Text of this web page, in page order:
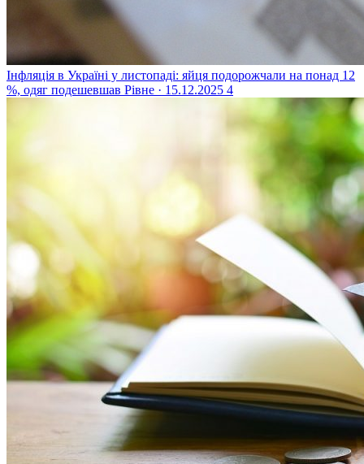
Інфляція в Україні у листопаді: яйця подорожчали на понад 12
%, одяг подешевшав Рівне · 15.12.2025 4